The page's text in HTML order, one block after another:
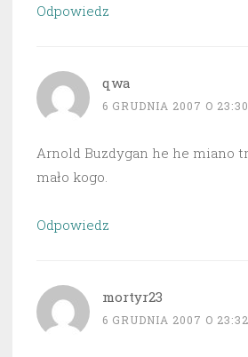
Odpowiedz
qwa
6 GRUDNIA 2007 O 23:30
Arnold Buzdygan he he miano
mało kogo.
Odpowiedz
mortyr23
6 GRUDNIA 2007 O 23:32